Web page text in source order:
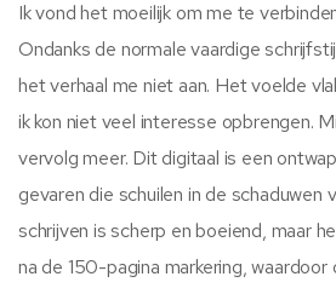
Ik vond het moeilijk om me te
Ondanks de normale vaardige
het verhaal me niet aan. Het voelde
ik kon niet veel interesse opbrengen.
vervolg meer. Dit digitaal is een
gevaren die schuilen in de schaduwen
schrijven is scherp en boeiend, maar
na de 150-pagina markering,